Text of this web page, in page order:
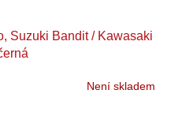
Suzuki Bandit / Kawasaki
Není skladem